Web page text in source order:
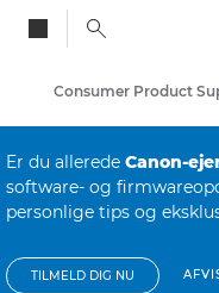
Consumer Product
Er du allerede Canon-
software- og
personlige tips og
TILMELD DIG NU